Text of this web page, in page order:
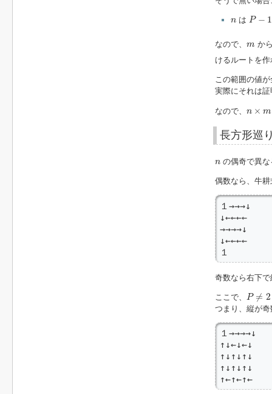
n
nは P − 1
P−
なので、 m
m か
けるルートを
この範囲の値
実際にそれは
なので、 n × m
n×m
長方形巡
n
nの偶奇で異な
偶数なら、牛
１→→→↓
↓←←←←
→→→→↓
↓←←←←
１
奇数なら右下
ここで、 P ≠ 2
P≠ 2
つまり、縦が
１→→→→↓
↑↓←↓←↓
↑↓↑↓↑↓
↑↓↑↓↑↓
↑←↑←↑←